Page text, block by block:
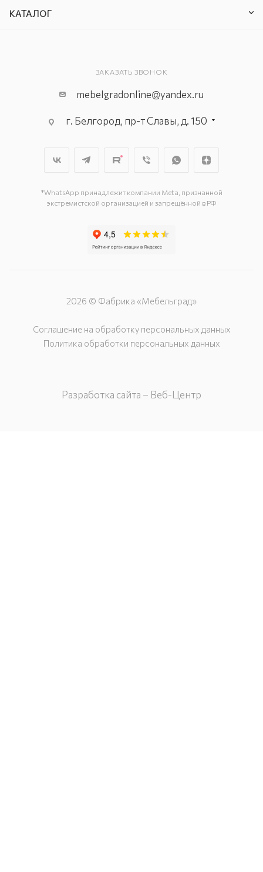
КАТАЛОГ
ЗАКАЗАТЬ ЗВОНОК
mebelgradonline@yandex.ru
г. Белгород, пр-т Славы, д. 150
г. Белгород, пр-т Богдана
г. Белгород, ул. Донская, д. 85
*WhatsApp принадлежит компании Meta, признанной
экстремистской организацией и запрещённой в РФ
2026 © Фабрика «Мебельград»
Соглашение на обработку персональных данных
Политика обработки персональных данных
Разработка сайта – Веб-Центр